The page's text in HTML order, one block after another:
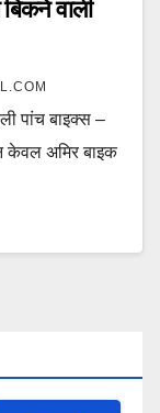
वाली
पांच बाइक्स –
न केवल अमिर बाइक